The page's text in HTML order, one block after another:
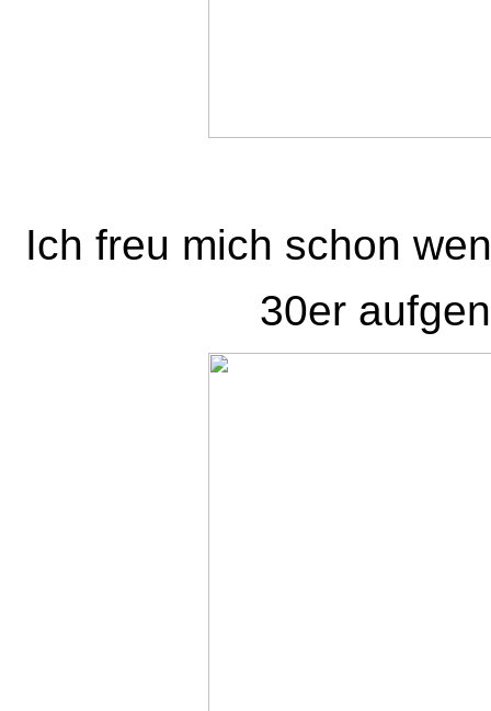
Ich freu mich schon
30er